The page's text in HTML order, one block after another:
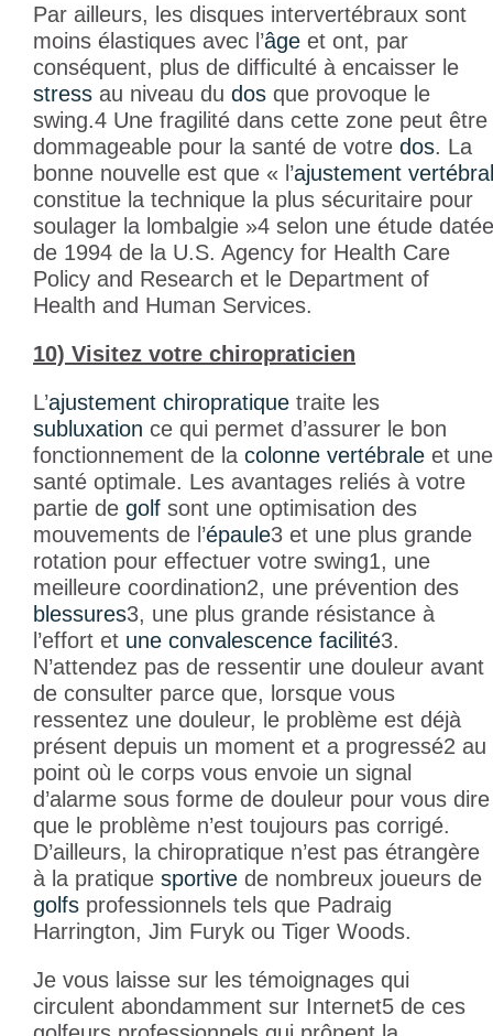
Par ailleurs, les disques intervertébraux sont
moins élastiques avec l’âge et ont, par
conséquent, plus de difficulté à encaisser le
stress au niveau du dos que provoque le
swing.4 Une fragilité dans cette zone peut être
dommageable pour la santé de votre dos. La
bonne nouvelle est que « l’ajustement vertébral
constitue la technique la plus sécuritaire pour
soulager la lombalgie »4 selon une étude datée
de 1994 de la U.S. Agency for Health Care
Policy and Research et le Department of
Health and Human Services.
10) Visitez votre chiropraticien
L’ajustement chiropratique traite les
subluxation ce qui permet d’assurer le bon
fonctionnement de la colonne vertébrale et une
santé optimale. Les avantages reliés à votre
partie de golf sont une optimisation des
mouvements de l’épaule3 et une plus grande
rotation pour effectuer votre swing1, une
meilleure coordination2, une prévention des
blessures3, une plus grande résistance à
l’effort et une convalescence facilité3.
N’attendez pas de ressentir une douleur avant
de consulter parce que, lorsque vous
ressentez une douleur, le problème est déjà
présent depuis un moment et a progressé2 au
point où le corps vous envoie un signal
d’alarme sous forme de douleur pour vous dire
que le problème n’est toujours pas corrigé.
D’ailleurs, la chiropratique n’est pas étrangère
à la pratique sportive de nombreux joueurs de
golfs professionnels tels que Padraig
Harrington, Jim Furyk ou Tiger Woods.
Je vous laisse sur les témoignages qui
circulent abondamment sur Internet5 de ces